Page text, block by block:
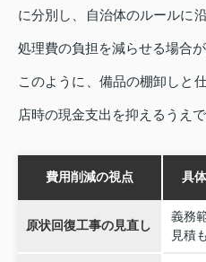
に分別し、自治体のルールに
処理費の負担を減らせる場合が
このように、備品の棚卸しと
店時の現金支出を抑えるうえ
費用削減の視点 具
原状回復工事の見直し
義務
見積